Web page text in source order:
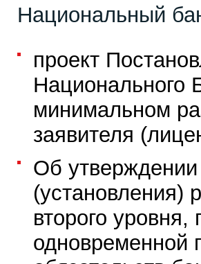
Национальный
проект
Национального
минимальном
заявителя
Об
(установления)
второго
одновременной